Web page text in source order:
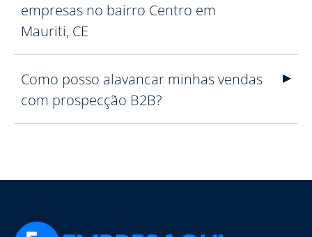
empresas no bairro Centro em
Mauriti, CE
Como posso alavancar minhas vendas
com prospecção B2B?